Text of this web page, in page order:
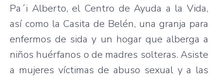
Pa´i Alberto, el Centro de Ayuda a la Vida,
así como la Casita de Belén, una granja para
enfermos de sida y un hogar que alberga a
niños huérfanos o de madres solteras. Asiste
a mujeres víctimas de abuso sexual y a las